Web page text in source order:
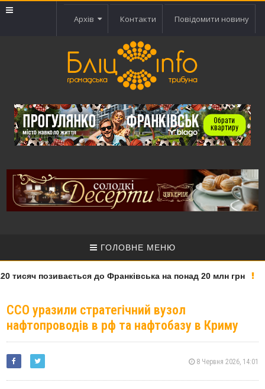
Архів Контакти Повідомити новину
ГОЛОВНЕ МЕНЮ
позивається до Франківська на понад 20 млн грн
ССО уразили стратегічний вузол
нафтопроводів в рф та нафтобазу в Криму
8 Червня 2026, 14:01